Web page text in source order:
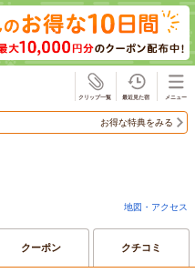
お得な特典をみる
地図・アクセス
クーポン クチコミ